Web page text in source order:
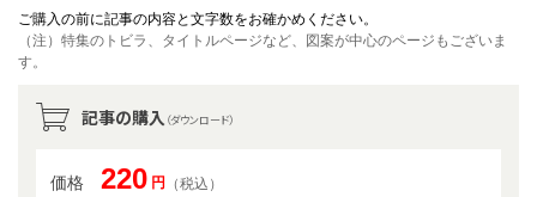
ご購入の前に記事の内容と文字数をお確かめください。
（注）特集のトビラ、タイトルページなど、図案が中心のページもございま
す。
記事の購入 （ダウンロード）
価格 220 円 （税込）